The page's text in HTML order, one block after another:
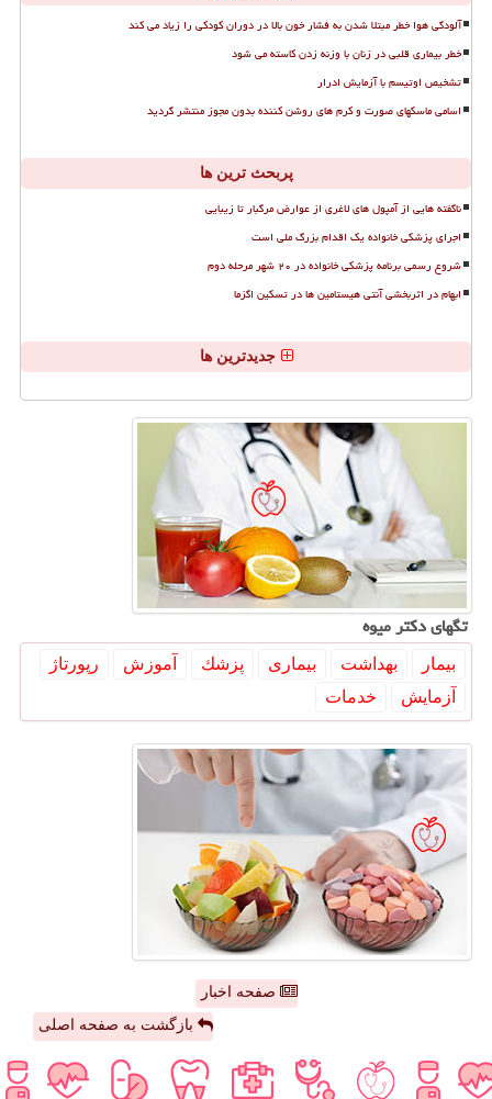
آلودگی هوا خطر مبتلا شدن به فشار خون بالا در دوران کودکی را زیاد می کند
خطر بیماری قلبی در زنان با وزنه زدن کاسته می شود
تشخیص اوتیسم با آزمایش ادرار
اسامی ماسکهای صورت و کرم های روشن کننده بدون مجوز منتشر گردید
پربحث ترین ها
ناگفته هایی از آمپول های لاغری از عوارض مرگبار تا زیبایی
اجرای پزشکی خانواده یک اقدام بزرگ ملی است
شروع رسمی برنامه پزشکی خانواده در ۲۰ شهر مرحله دوم
ابهام در اثربخشی آنتی هیستامین ها در تسکین اگزما
جدیدترین ها
تگهای دكتر میوه
بیمار بهداشت بیماری پزشك آموزش
رپورتاژ
آزمایش
خدمات
صفحه اخبار
بازگشت به صفحه اصلی